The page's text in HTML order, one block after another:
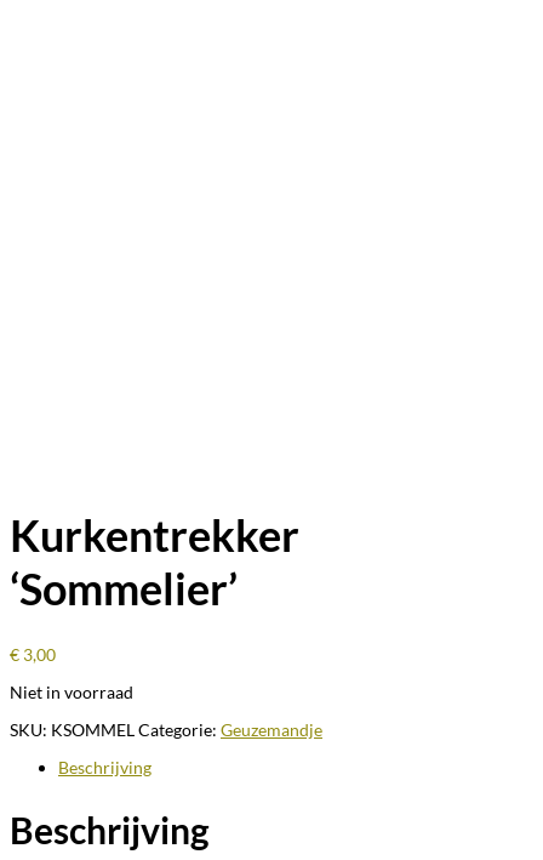
Kurkentrekker
‘Sommelier’
€ 3,00
Niet in voorraad
SKU: KSOMMELCategorie: Geuzemandje
Beschrijving
Beschrijving